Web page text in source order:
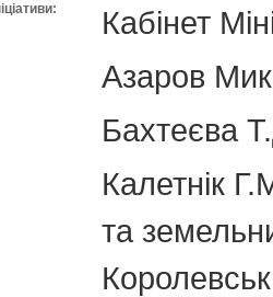
Кабінет
Азаров
Бахтеєва
Калетнік
та